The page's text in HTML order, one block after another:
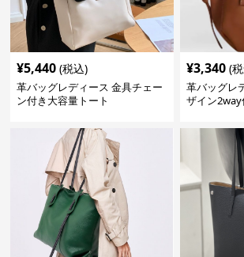
¥5,440 (税込)
革バッグレディース 金具チェー
ン付き大容量トート
¥3,340 (
革バッグレ
ザイン